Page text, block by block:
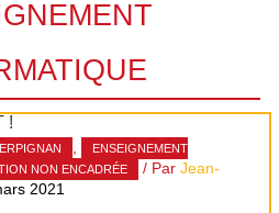
!
,
ENSEIGNEMENT
NON ENCADRÉE / ParJean-
2021